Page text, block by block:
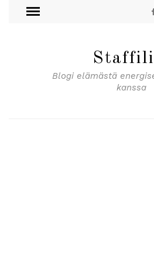
Blogi elämästä
kanssa